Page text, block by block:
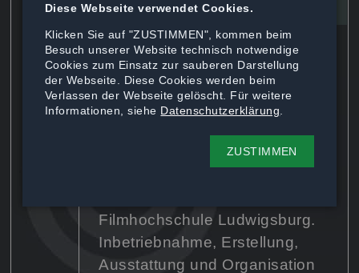
Spielfilm "Bestiarium"
Direktauftrag
einer Spielfilmproduktion des
Filmhochschule Ludwigsburg.
Inbetriebnahme, Erstellung,
Ausstattung und Organisation
Diese Webseite verwendet Cookies.
Klicken Sie auf "ZUSTIMMEN", kommen beim
Besuch unserer Website technisch notwendige
Cookies zum Einsatz zur sauberen Darstellung
der Webseite. Diese Cookies werden beim
Verlassen der Webseite gelöscht. Für weitere
Informationen, siehe Datenschutzerklärung
ZUSTIMMEN